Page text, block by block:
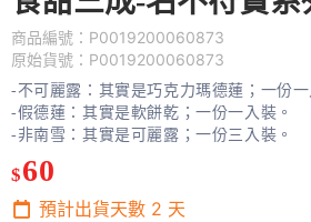
商品編號：P0019200060873
原始貨號：P0019200060873
-不可麗露：其實是巧克力瑪德蓮；一份一
-假德蓮：其實是軟餅乾；一份一入裝。
-非南雪：其實是可麗露；一份三入裝。
$60
預計出貨天數 2 天